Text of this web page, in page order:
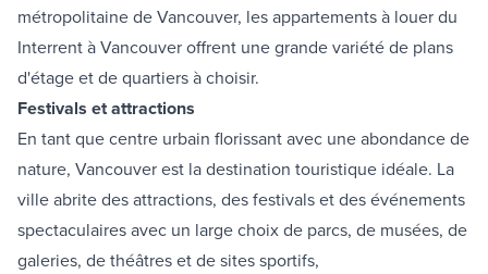
métropolitaine de Vancouver, les appartements à louer du
Interrent à Vancouver offrent une grande variété de plans
d'étage et de quartiers à choisir.
Festivals et attractions
En tant que centre urbain florissant avec une abondance de
nature, Vancouver est la destination touristique idéale. La
ville abrite des attractions, des festivals et des événements
spectaculaires avec un large choix de parcs, de musées, de
galeries, de théâtres et de sites sportifs,